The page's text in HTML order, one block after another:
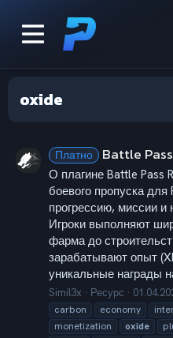
oxide
Платно Battle
О плагине Battle Pass
боевого пропуска
прогрессию, миссии и
Игроки выполняют
фарма до
зарабатывают опыт
уникальные награды
Simil3x Ресурс
carbon
economy
monetization
oxide